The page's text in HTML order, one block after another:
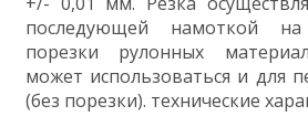
последующей намоткой
порезки рулонных
может использоваться и для
(без порезки). технические